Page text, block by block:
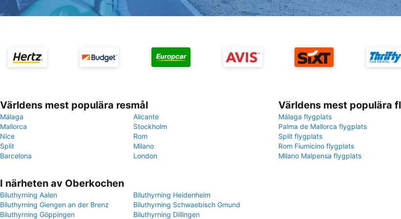
Världens mest populära resmål
Málaga
Alicante
Mallorca
Stockholm
Nice
Rom
Split
Milano
Barcelona
London
Världens mest populära
Málaga flygplats
Palma de Mallorca flygplats
Split flygplats
Rom Fiumicino flygplats
Milano Malpensa flygplats
I närheten av Oberkochen
Biluthyrning Aalen
Biluthyrning Heidenheim
Biluthyrning Giengen an der Brenz
Biluthyrning Schwaebisch Gmund
Biluthyrning Göppingen
Biluthyrning Dillingen